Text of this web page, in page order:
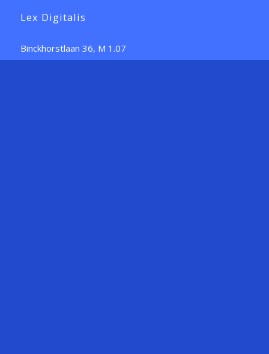
Lex Digitalis
Binckhorstlaan 36, M 1.07
2516 BE Den Haag